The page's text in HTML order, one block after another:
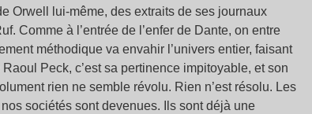
Orwell lui-même, des extraits de ses journaux
Comme à l’entrée de l’enfer de Dante, on entre
méthodique va envahir l’univers entier, faisant
Peck, c’est sa pertinence impitoyable, et son
rien ne semble révolu. Rien n’est résolu. Les
sociétés sont devenues. Ils sont déjà une